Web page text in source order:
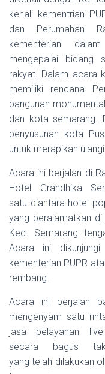
kenali kementrian
dan Perumahan
kementerian
mengepalai bidang
rakyat. Dalam acara
memiliki rencana
bangunan
dan kota semarang.
penyusunan kota
untuk merapikan
Acara ini berjalan di
Hotel Grandhika
satu diantara hotel
yang beralamatkan
Kec. Semarang
Acara ini
kementerian PUPR
rembang.
Acara ini berjalan
mengenyam satu
jasa pelayanan
secara bagus
yang telah dilakukan